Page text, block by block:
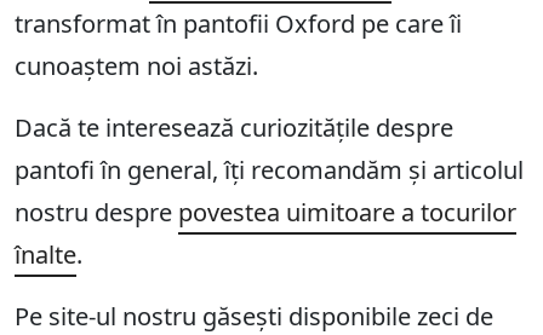
transformat în pantofii Oxford pe care îi
cunoaștem noi astăzi.
Dacă te interesează curiozitățile despre
pantofi în general, îți recomandăm și articolul
nostru despre povestea uimitoare a tocurilor
înalte.
Pe site-ul nostru găsești disponibile zeci de